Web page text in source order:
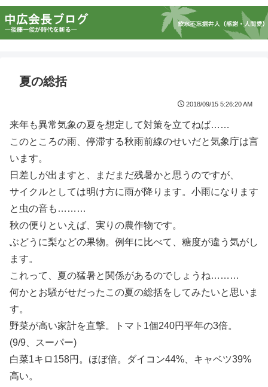
夏の総括
2018/09/15 5:26:20 AM
来年も異常気象の夏を想定して対策を立てねば……
このところの雨、停滞する秋雨前線のせいだと気象庁は言
います。
日差しが出ますと、まだまだ残暑かと思うのですが、
サイクルとしては明け方に雨が降ります。小雨になります
と虫の音も………
秋の便りといえば、実りの農作物です。
ぶどうに梨などの果物。例年に比べて、糖度が違う気がし
ます。
これって、夏の猛暑と関係があるのでしょうね………
何かとお騒がせだったこの夏の総括をしてみたいと思いま
す。
野菜が高い家計を直撃。トマト1個240円平年の3倍。
(9/9、スーパー)
白菜1キロ158円。ほぼ倍。ダイコン44%、キャベツ39%
高い。